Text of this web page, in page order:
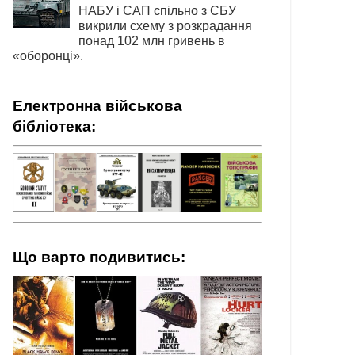
НАБУ і САП спільно з СБУ
викрили схему з розкрадання
понад 102 млн гривень в
«оборонці».
Електронна військова
бібліотека:
Що варто подивитись: